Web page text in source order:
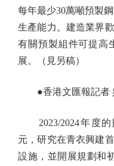
每年最少30萬噸預製
生產能力。建造業界
有關預製組件可提高
展。（見另稿）
●香港文匯報記者
2023/2024年度的
元，研究在青衣興建
設施，並開展規劃和